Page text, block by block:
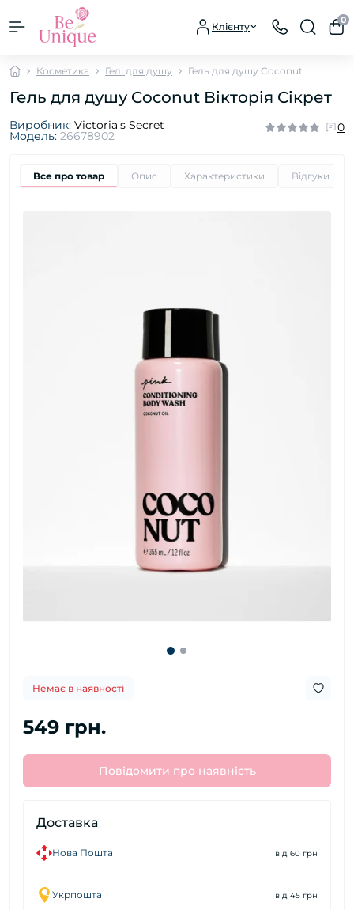
Клієнту
0
Косметика Гелі для душу Гель для душу Coconut
Гель для душу Coconut Вікторія Сікрет
Виробник: Victoria's Secret
Модель: 26678902
0
Все про товар Опис Характеристики Відгуки
Немає в наявності
549 грн.
Повідомити про наявність
Доставка
Нова Пошта від 60 грн
Укрпошта від 45 грн